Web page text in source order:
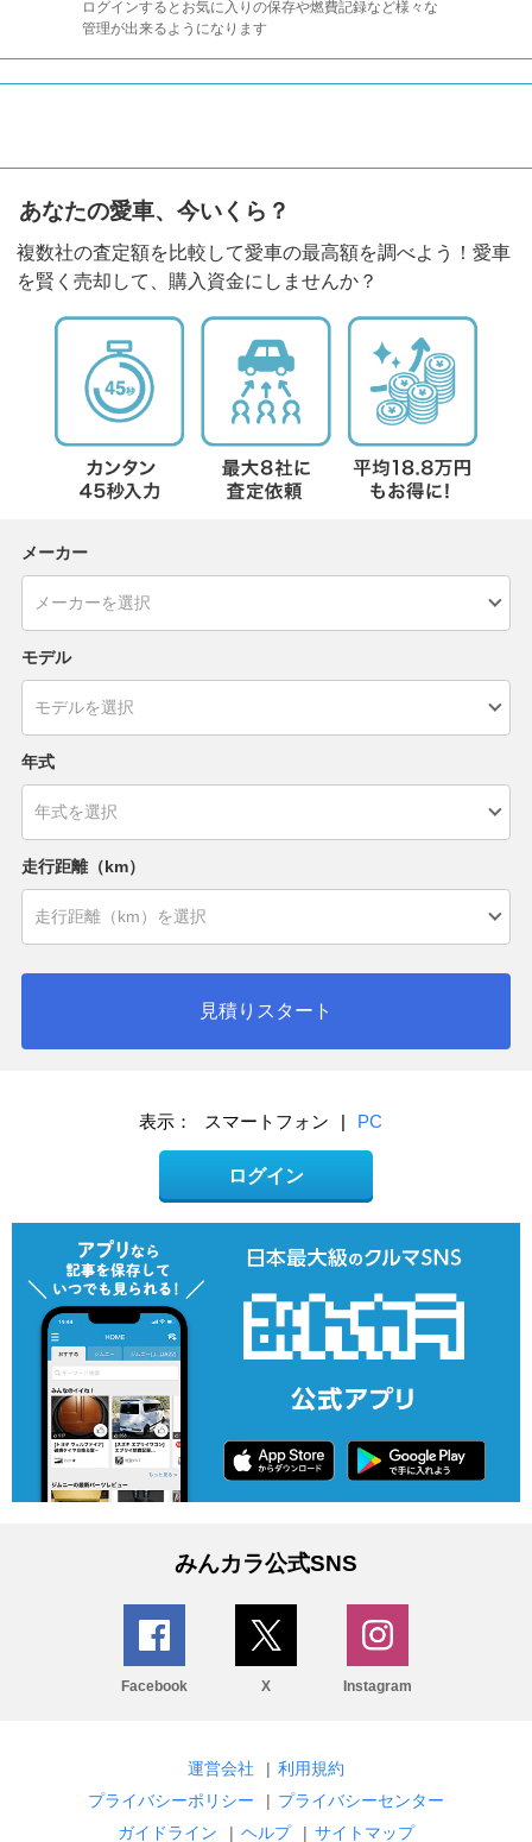
ログインするとお気に入りの保存や燃費記録など様々な
管理が出来るようになります
あなたの愛車、今いくら？
複数社の査定額を比較して愛車の最高額を調べよう！愛車
を賢く売却して、購入資金にしませんか？
メーカー
モデル
年式
走行距離（km）
見積りスタート
表示： スマートフォン | PC
ログイン
みんカラ公式SNS
Facebook X Instagram
運営会社 | 利用規約
プライバシーポリシー
| プライバシーセンター
ガイドライン
| ヘルプ | サイトマップ